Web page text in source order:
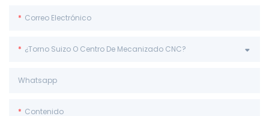
Correo Electrónico
¿Torno Suizo O Centro De Mecanizado CNC?
Whatsapp
Contenido